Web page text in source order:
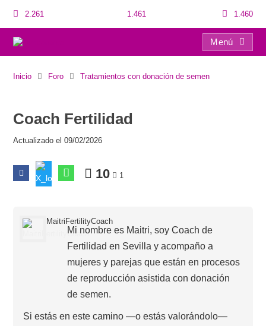
2.261 1.461 1.460
Menú
Inicio Foro Tratamientos con donación de semen
Coach Fertilidad
Actualizado el 09/02/2026
10 1
MaitriFertilityCoach
Mi nombre es Maitri, soy Coach de
Fertilidad en Sevilla y acompaño a
mujeres y parejas que están en procesos
de reproducción asistida con donación
de semen.
Si estás en este camino —o estás valorándolo—